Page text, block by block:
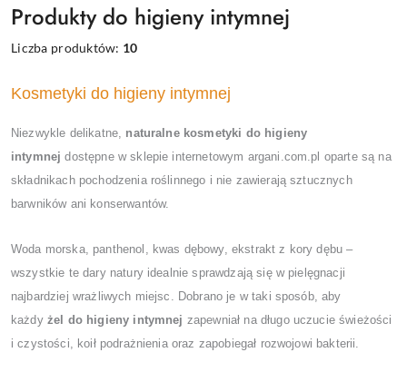
Produkty do higieny intymnej
Liczba produktów: 10
Kosmetyki do higieny intymnej
Niezwykle delikatne, naturalne kosmetyki do higieny
intymnej dostępne w sklepie internetowym argani.com.pl oparte są na
składnikach pochodzenia roślinnego i nie zawierają sztucznych
barwników ani konserwantów.
Woda morska, panthenol, kwas dębowy, ekstrakt z kory dębu –
wszystkie te dary natury idealnie sprawdzają się w pielęgnacji
najbardziej wrażliwych miejsc. Dobrano je w taki sposób, aby
każdy żel do higieny intymnej zapewniał na długo uczucie świeżości
i czystości, koił podrażnienia oraz zapobiegał rozwojowi bakterii.